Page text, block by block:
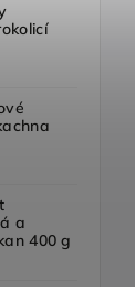
a
400 g